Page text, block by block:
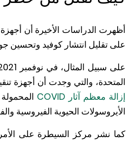
أظهرت الدراسات الأخيرة أن أجهزة
على تقليل انتشار كوفيد وتحسين
المتحدة، والتي وجدت أن أجهزة
إزالة معظم آثار COVID
الأيروسولات الحيوية الفيروسية